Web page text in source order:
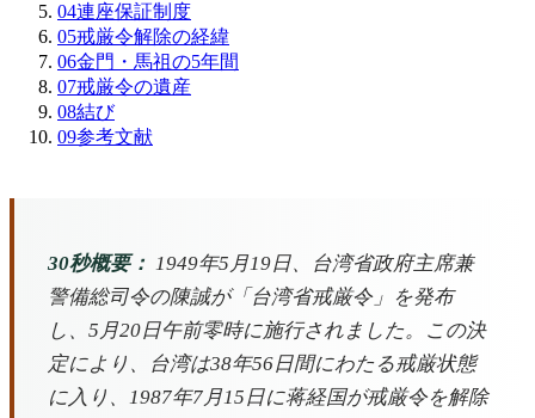
04連座保証制度
05戒厳令解除の経緯
06金門・馬祖の5年間
07戒厳令の遺産
08結び
09参考文献
30秒概要： 1949年5月19日、台湾省政府主席兼
警備総司令の陳誠が「台湾省戒厳令」を発布
し、5月20日午前零時に施行されました。この決
定により、台湾は38年56日間にわたる戒厳状態
に入り、1987年7月15日に蒋経国が戒厳令を解除